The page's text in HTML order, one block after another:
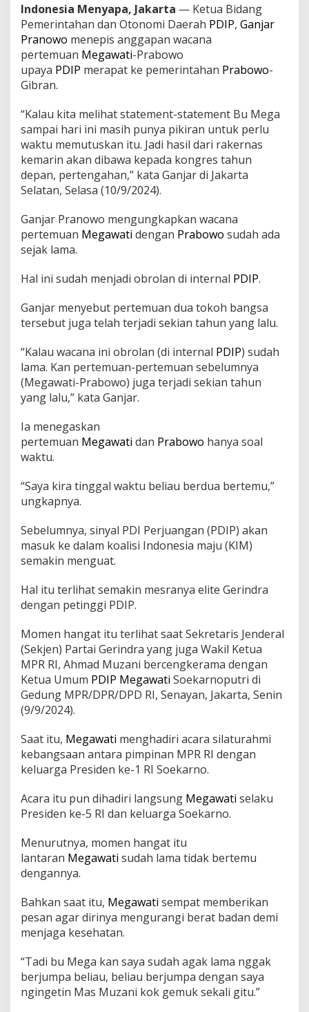
g
a
a
t
i
a
b
o
w
o
U
p
y
a
P
e
r
p
a
t
k
e
e
n
t
a
n
b
o
o
-
G
i
b
r
Indonesia Menyapa, Jakarta — Ketua Bidang
Pemerintahan dan Otonomi Daerah PDIP, Ganjar
Pranowo menepis anggapan wacana
pertemuan Megawati-Prabowo
upaya PDIP merapat ke pemerintahan Prabowo-
Gibran.
“Kalau kita melihat statement-statement Bu Mega
sampai hari ini masih punya pikiran untuk perlu
waktu memutuskan itu. Jadi hasil dari rakernas
kemarin akan dibawa kepada kongres tahun
depan, pertengahan,” kata Ganjar di Jakarta
Selatan, Selasa (10/9/2024).
Ganjar Pranowo mengungkapkan wacana
pertemuan Megawati dengan Prabowo sudah ada
sejak lama.
Hal ini sudah menjadi obrolan di internal PDIP.
Ganjar menyebut pertemuan dua tokoh bangsa
tersebut juga telah terjadi sekian tahun yang lalu.
“Kalau wacana ini obrolan (di internal PDIP) sudah
lama. Kan pertemuan-pertemuan sebelumnya
(Megawati-Prabowo) juga terjadi sekian tahun
yang lalu,” kata Ganjar.
Ia menegaskan
pertemuan Megawati dan Prabowo hanya soal
waktu.
“Saya kira tinggal waktu beliau berdua bertemu,”
ungkapnya.
Sebelumnya, sinyal PDI Perjuangan (PDIP) akan
masuk ke dalam koalisi Indonesia maju (KIM)
semakin menguat.
Hal itu terlihat semakin mesranya elite Gerindra
dengan petinggi PDIP.
Momen hangat itu terlihat saat Sekretaris Jenderal
(Sekjen) Partai Gerindra yang juga Wakil Ketua
MPR RI, Ahmad Muzani bercengkerama dengan
Ketua Umum PDIP Megawati Soekarnoputri di
Gedung MPR/DPR/DPD RI, Senayan, Jakarta, Senin
(9/9/2024).
Saat itu, Megawati menghadiri acara silaturahmi
kebangsaan antara pimpinan MPR RI dengan
keluarga Presiden ke-1 RI Soekarno.
Acara itu pun dihadiri langsung Megawati selaku
Presiden ke-5 RI dan keluarga Soekarno.
Menurutnya, momen hangat itu
lantaran Megawati sudah lama tidak bertemu
dengannya.
Bahkan saat itu, Megawati sempat memberikan
pesan agar dirinya mengurangi berat badan demi
menjaga kesehatan.
“Tadi bu Mega kan saya sudah agak lama nggak
berjumpa beliau, beliau berjumpa dengan saya
ngingetin Mas Muzani kok gemuk sekali gitu.”